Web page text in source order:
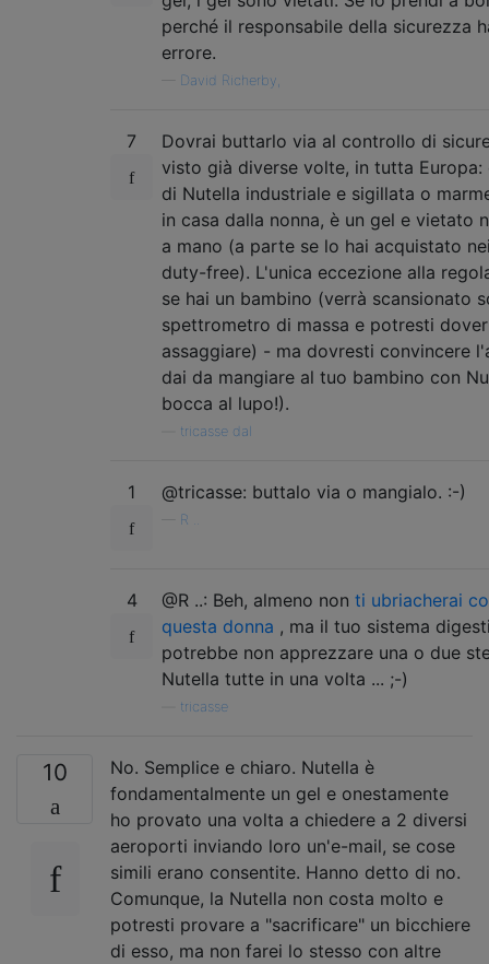
perché il responsabile della sicurezza
errore.
David Richerby,
7
Dovrai buttarlo via al controllo di
visto già diverse volte, in tutta
di Nutella industriale e sigillata o
in casa dalla nonna, è un gel e vietato
a mano (a parte se lo hai acquistato
duty-free). L'unica eccezione alla
se hai un bambino (verrà scansionato
spettrometro di massa e potresti
assaggiare) - ma dovresti convincere
dai da mangiare al tuo bambino con
bocca al lupo!).
tricasse dal
1 @tricasse: buttalo via o mangialo. :-)
R ..
4 @R ..: Beh, almeno non ti ubriacherai
questa donna , ma il tuo sistema
potrebbe non apprezzare una o due
Nutella tutte in una volta ... ;-)
tricasse
10
No. Semplice e chiaro. Nutella è
fondamentalmente un gel e onestamente
ho provato una volta a chiedere a 2 diversi
aeroporti inviando loro un'e-mail, se cose
simili erano consentite. Hanno detto di no.
Comunque, la Nutella non costa molto e
potresti provare a "sacrificare" un bicchiere
di esso, ma non farei lo stesso con altre